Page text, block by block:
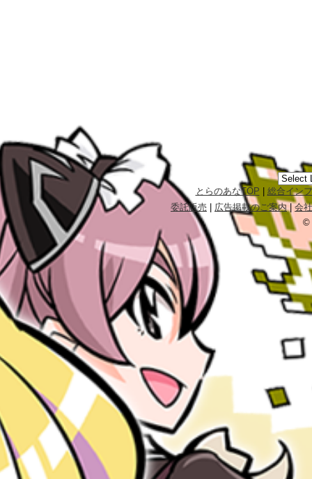
とらのあなTOP
総合イン
委託販売
広告掲載のご案内|会
©